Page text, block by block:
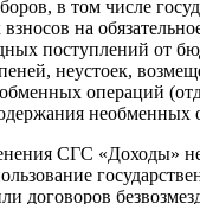
в том числе
на
поступлений от
неустоек,
операций
СГС «Доходы»
договоров